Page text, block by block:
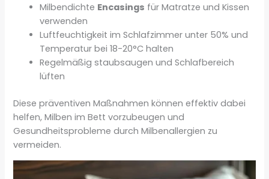
Milbendichte Encasings für Matratze und Kissen
verwenden
Luftfeuchtigkeit im Schlafzimmer unter 50% und
Temperatur bei 18-20°C halten
Regelmäßig staubsaugen und Schlafbereich
lüften
Diese präventiven Maßnahmen können effektiv dabei
helfen, Milben im Bett vorzubeugen und
Gesundheitsprobleme durch Milbenallergien zu
vermeiden.